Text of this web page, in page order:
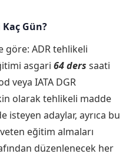
Gün?
göre: ADR tehlikeli
asgari 64 ders saati
veya IATA DGR
olarak tehlikeli madde
isteyen adaylar, ayrıca bu
eğitim almaları
düzenlenecek her